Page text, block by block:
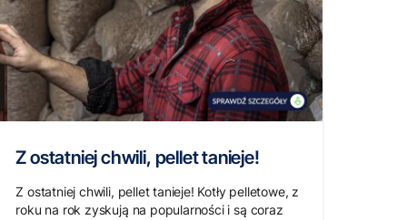
Z ostatniej chwili, pellet tanieje!
Z ostatniej chwili, pellet tanieje! Kotły pelletowe, z
roku na rok zyskują na popularności i są coraz